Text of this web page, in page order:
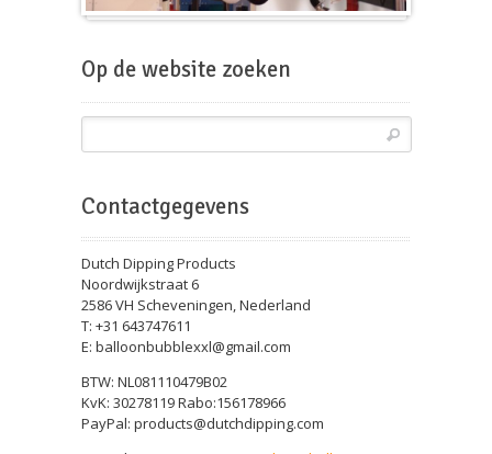
Op de website zoeken
Contactgegevens
Dutch Dipping Products
Noordwijkstraat 6
2586 VH Scheveningen, Nederland
T: +31 643747611
E: balloonbubblexxl@gmail.com
BTW: NL081110479B02
KvK: 30278119 Rabo:156178966
PayPal: products@dutchdipping.com